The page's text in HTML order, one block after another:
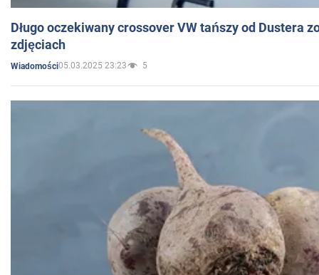
Długo oczekiwany crossover VW tańszy od Dustera
zdjęciach
Wiadomości05.03.2025 23:23 5